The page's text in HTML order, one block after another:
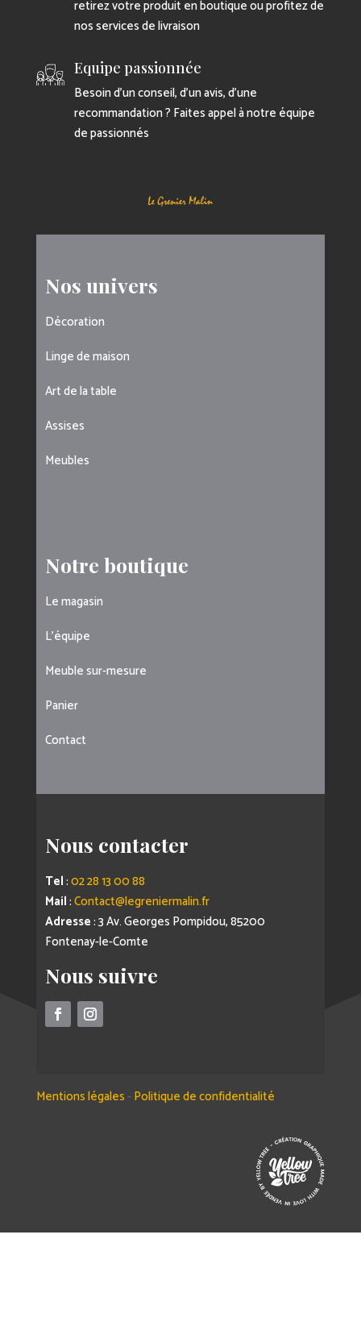
retirez votre produit en boutique ou profitez de
nos services de livraison
Equipe passionnée
Besoin d’un conseil, d’un avis, d’une
recommandation ? Faites appel à notre équipe
de passionnés
Nos univers
Décoration
Linge de maison
Art de la table
Assises
Meubles
Notre boutique
Le magasin
L’équipe
Meuble sur-mesure
Panier
Contact
Nous contacter
Tel:02 28 13 00 88
Mail:Contact@legreniermalin.fr
Adresse: 3 Av. Georges Pompidou, 85200
Fontenay-le-Comte
Nous suivre
Mentions légales - Politique de confidentialité